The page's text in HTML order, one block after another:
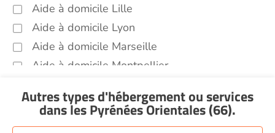
Aide à domicile Lille
Aide à domicile Lyon
Aide à domicile Marseille
Aide à domicile Montpellier
Aide à domicile Nice
Aide à domicile Nîmes
Autres types d'hébergement ou services
dans les Pyrénées Orientales (66).